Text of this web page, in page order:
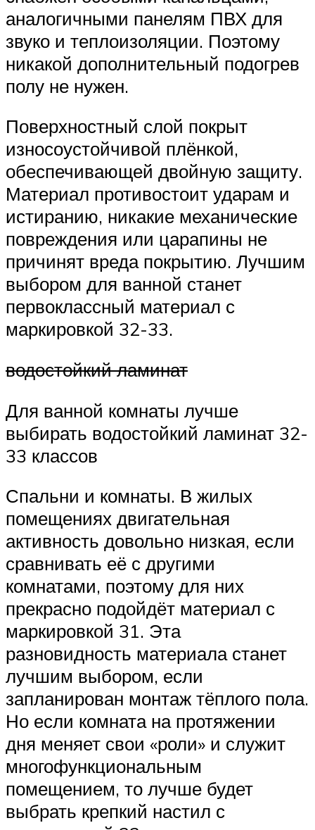
аналогичными панелям ПВХ для
звуко и теплоизоляции. Поэтому
никакой дополнительный подогрев
полу не нужен.
Поверхностный слой покрыт
износоустойчивой плёнкой,
обеспечивающей двойную защиту.
Материал противостоит ударам и
истиранию, никакие механические
повреждения или царапины не
причинят вреда покрытию. Лучшим
выбором для ванной станет
первоклассный материал с
маркировкой 32-33.
водостойкий ламинат
Для ванной комнаты лучше
выбирать водостойкий ламинат 32-
33 классов
Спальни и комнаты. В жилых
помещениях двигательная
активность довольно низкая, если
сравнивать её с другими
комнатами, поэтому для них
прекрасно подойдёт материал с
маркировкой 31. Эта
разновидность материала станет
лучшим выбором, если
запланирован монтаж тёплого пола.
Но если комната на протяжении
дня меняет свои «роли» и служит
многофункциональным
помещением, то лучше будет
выбрать крепкий настил с